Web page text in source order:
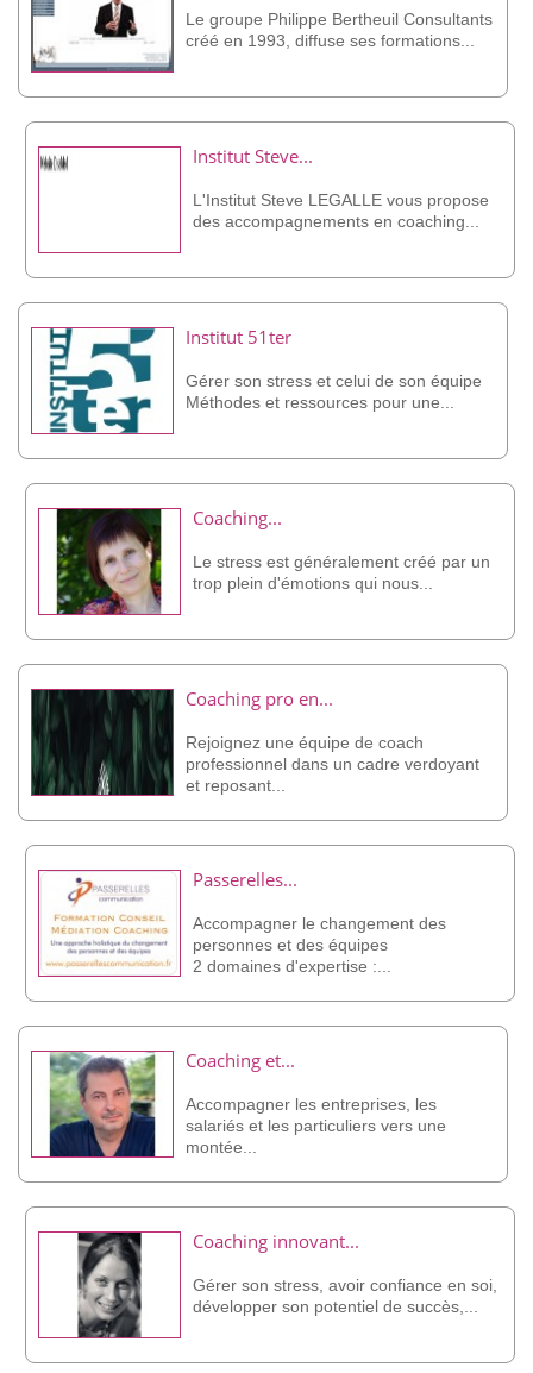
Le groupe Philippe Bertheuil Consultants
créé en 1993, diffuse ses formations...
Institut Steve...
L'Institut Steve LEGALLE vous propose
des accompagnements en coaching...
Institut 51ter
Gérer son stress et celui de son équipe
Méthodes et ressources pour une...
Coaching...
Le stress est généralement créé par un
trop plein d'émotions qui nous...
Coaching pro en...
Rejoignez une équipe de coach
professionnel dans un cadre verdoyant
et reposant...
Passerelles...
Accompagner le changement des
personnes et des équipes
2 domaines d'expertise :...
Coaching et...
Accompagner les entreprises, les
salariés et les particuliers vers une
montée...
Coaching innovant...
Gérer son stress, avoir confiance en soi,
développer son potentiel de succès,...